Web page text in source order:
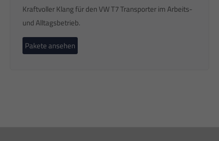
Kraftvoller Klang für den VW T7 Transporter im Arbeits-
und Alltagsbetrieb.
Pakete ansehen